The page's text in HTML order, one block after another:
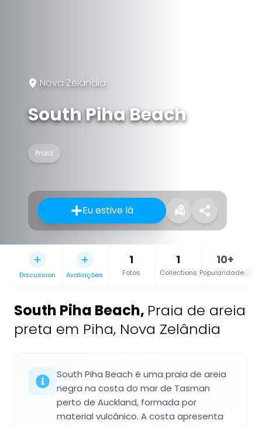
Nova Zelândia
South Piha Beach
Praia
Eu estive lá
Discussion Avaliações
1
Fotos
1
Collections
10+
Popularidade
South Piha Beach, Praia de areia
preta em Piha, Nova Zelândia
South Piha Beach é uma praia de areia
negra na costa do mar de Tasman
perto de Auckland, formada por
material vulcânico. A costa apresenta